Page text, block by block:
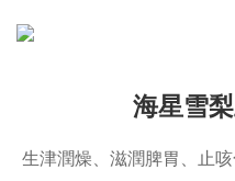
海星雪
生津潤燥、滋潤脾胃、止